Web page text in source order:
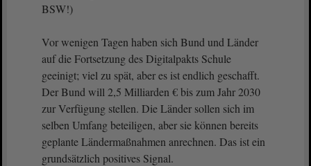
BSW!)
Vor wenigen Tagen haben sich Bund und Länder
auf die Fortsetzung des Digitalpakts Schule
geeinigt; viel zu spät, aber es ist endlich geschafft.
Der Bund will 2,5 Milliarden € bis zum Jahr 2030
zur Verfügung stellen. Die Länder sollen sich im
selben Umfang beteiligen, aber sie können bereits
geplante Ländermaßnahmen anrechnen. Das ist ein
grundsätzlich positives Signal.